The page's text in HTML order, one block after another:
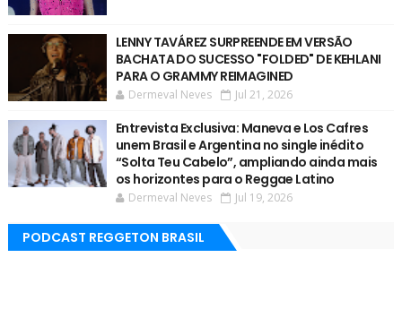
LENNY TAVÁREZ SURPREENDE EM VERSÃO
BACHATA DO SUCESSO "FOLDED" DE KEHLANI
PARA O GRAMMY REIMAGINED
Dermeval Neves Jul 21, 2026
Entrevista Exclusiva: Maneva e Los Cafres
unem Brasil e Argentina no single inédito
“Solta Teu Cabelo”, ampliando ainda mais
os horizontes para o Reggae Latino
Dermeval Neves Jul 19, 2026
PODCAST REGGETON BRASIL